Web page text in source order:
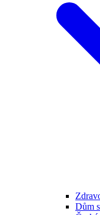
Dům